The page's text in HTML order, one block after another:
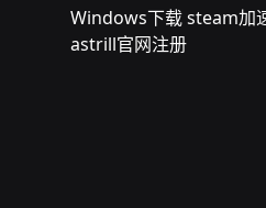
Windows下载 steam加
astrill官网注册